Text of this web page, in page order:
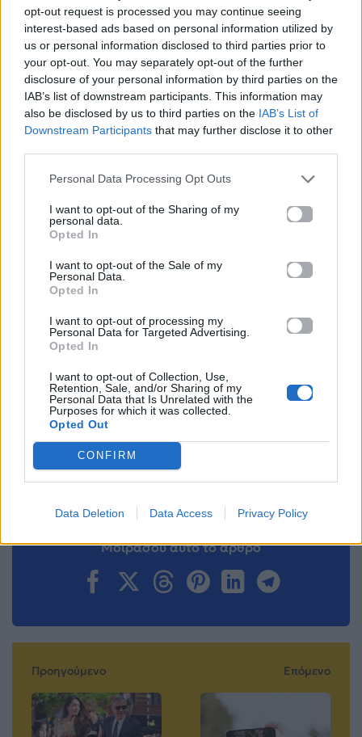
opt-out request is processed you may continue seeing
interest-based ads based on personal information utilized by
us or personal information disclosed to third parties prior to
your opt-out. You may separately opt-out of the further
disclosure of your personal information by third parties on the
IAB’s list of downstream participants. This information may
also be disclosed by us to third parties on the IAB’s List of
Downstream Participants that may further disclose it to other
Personal Data Processing Opt Outs
I want to opt-out of the Sharing of my
personal data.
Opted In
I want to opt-out of the Sale of my
Personal Data.
Opted In
I want to opt-out of processing my
Personal Data for Targeted Advertising.
Opted In
I want to opt-out of Collection, Use,
Retention, Sale, and/or Sharing of my
Personal Data that Is Unrelated with the
Purposes for which it was collected.
Opted Out
CONFIRM
Data Deletion Data Access Privacy Policy
Για σχόλια, μηνύματα ή φωτογραφικό υλικό
σχετικά με τοMad.gr, επισκεφτείτε μας στο
Facebook, επικοινωνήστε μέσω
ή
ακολουθήστε μας στο
Panathēnea 2026 Διεθνές Φεστιβάλ τέχνες Τεχνολογία
Ακολουθήστε το
Mad.gr στο Google
News
Mad.gr στο MSN
Μοιράσου αυτό το άρθρο
Προηγούμενο Επόμενο